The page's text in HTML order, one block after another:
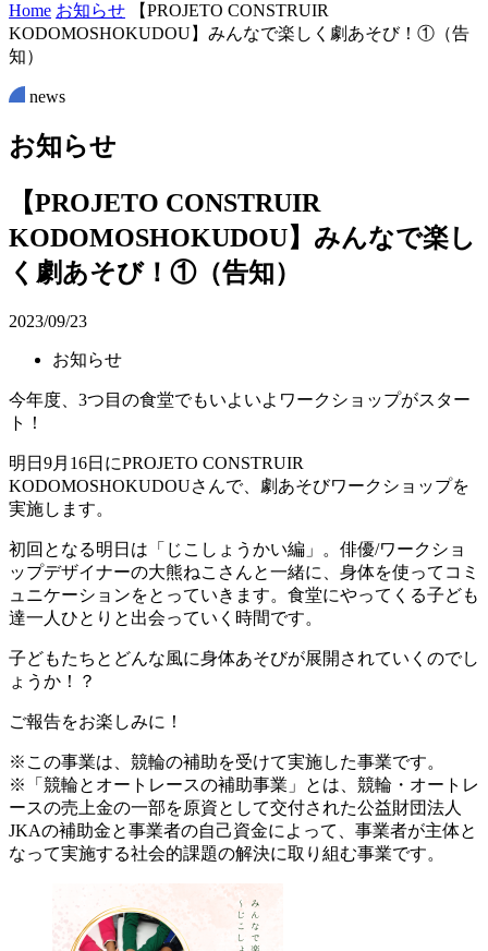
Home お知らせ
【PROJETO CONSTRUIR
KODOMOSHOKUDOU】みんなで楽しく劇あそび！①（告
知）
news
お知らせ
【PROJETO CONSTRUIR
KODOMOSHOKUDOU】みんなで楽し
く劇あそび！①（告知）
2023/09/23
お知らせ
今年度、3つ目の食堂でもいよいよワークショップがスター
ト！
明日9月16日にPROJETO CONSTRUIR
KODOMOSHOKUDOUさんで、劇あそびワークショップを
実施します。
初回となる明日は「じこしょうかい編」。俳優/ワークショ
ップデザイナーの大熊ねこさんと一緒に、身体を使ってコミ
ュニケーションをとっていきます。食堂にやってくる子ども
達一人ひとりと出会っていく時間です。
子どもたちとどんな風に身体あそびが展開されていくのでし
ょうか！？
ご報告をお楽しみに！
※この事業は、競輪の補助を受けて実施した事業です。
※「競輪とオートレースの補助事業」とは、競輪・オートレ
ースの売上金の一部を原資として交付された公益財団法人
JKAの補助金と事業者の自己資金によって、事業者が主体と
なって実施する社会的課題の解決に取り組む事業です。